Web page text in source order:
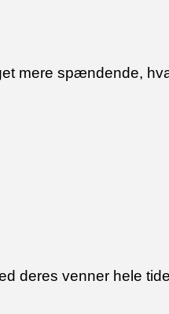
mere spændende,
deres venner hele